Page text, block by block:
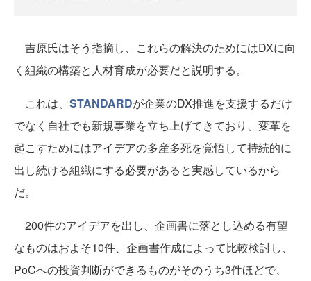
吉原氏はそう指摘し、これらの解決のためにはDXに向
く組織の構築と人材育成が必要だと説明する。
これは、 STANDARDが企業のDX推進を支援するだけ
でなく自社でも新規事業を立ち上げてきており、変革を
起こすためにはアイデアの多産多死を覚悟して持続的に
出し続ける組織にする必要があると実感しているから
だ。
200件のアイデアを出し、企画書に落とし込める有望
なものはおよそ10件、企画書作成によって比較検討し、
PoCへの投資判断ができるものがそのうち3件ほどで、